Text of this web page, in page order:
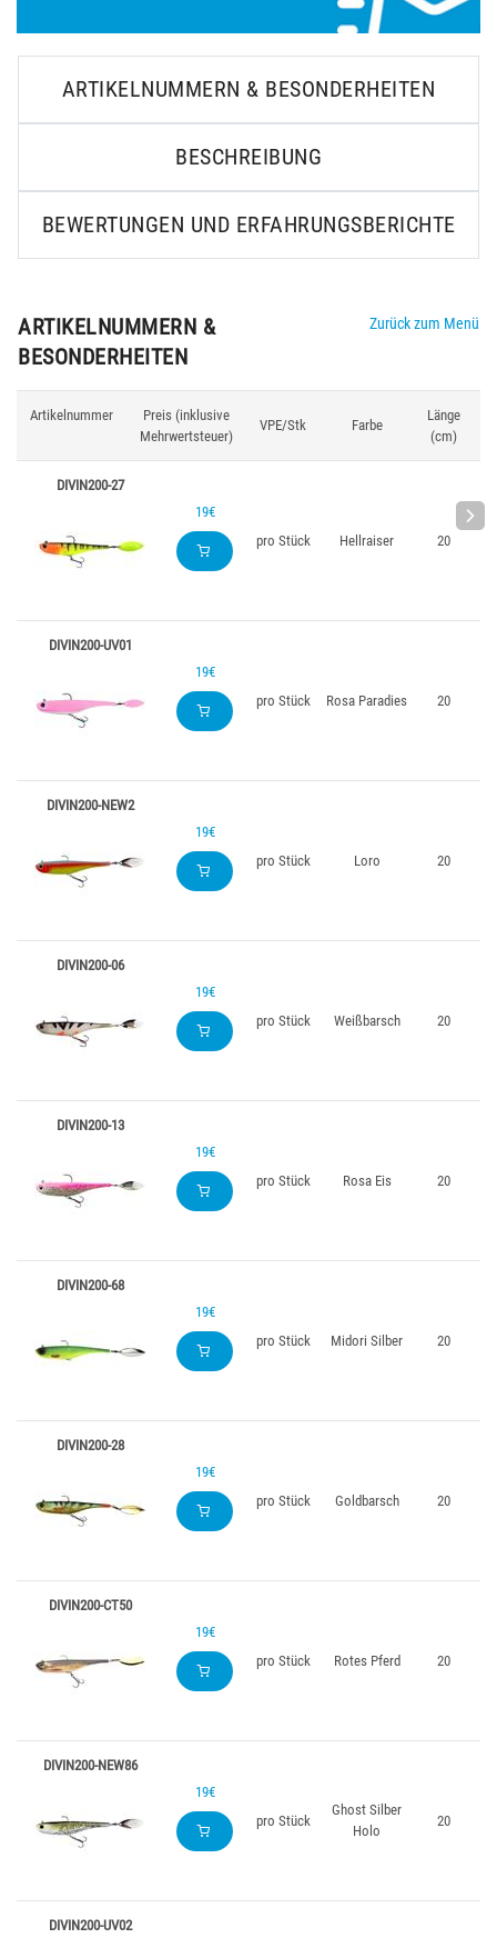
ARTIKELNUMMERN & BESONDERHEITEN
BESCHREIBUNG
BEWERTUNGEN UND ERFAHRUNGSBERICHTE
ARTIKELNUMMERN &
BESONDERHEITEN
Zurück zum Menü
Artikelnummer
Preis (inklusive
Mehrwertsteuer)
VPE/Stk Farbe
Länge
(cm)
DIVIN200-27
19€
pro Stück
Hellraiser 20
DIVIN200-UV01
19€
pro Stück
Rosa Paradies 20
DIVIN200-NEW2
19€
pro Stück
Loro 20
DIVIN200-06
19€
pro Stück
Weißbarsch 20
DIVIN200-13
19€
pro Stück
Rosa Eis 20
DIVIN200-68
19€
pro Stück
Midori Silber 20
DIVIN200-28
19€
pro Stück
Goldbarsch 20
DIVIN200-CT50
19€
pro Stück
Rotes Pferd 20
DIVIN200-NEW86
19€
pro Stück
Ghost Silber
Holo
20
DIVIN200-UV02